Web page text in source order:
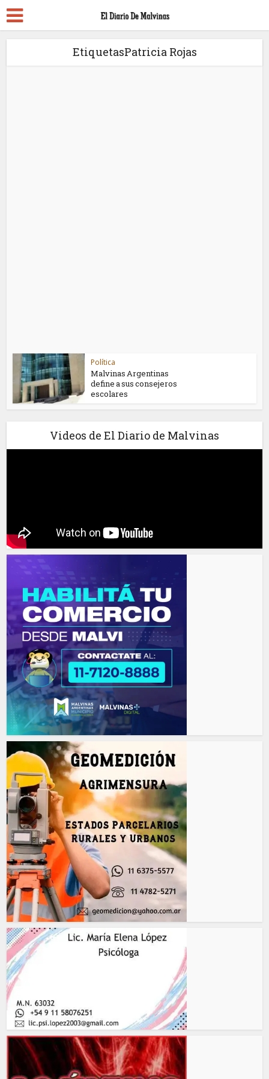
EtiquetasPatricia Rojas
Política
Malvinas Argentinas
define a sus consejeros
escolares
Videos de El Diario de Malvinas